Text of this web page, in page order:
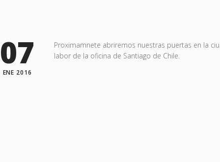
07
ENE 2016
Proximamnete abriremos nuestras puertas en la
labor de la oficina de Santiago de Chile.